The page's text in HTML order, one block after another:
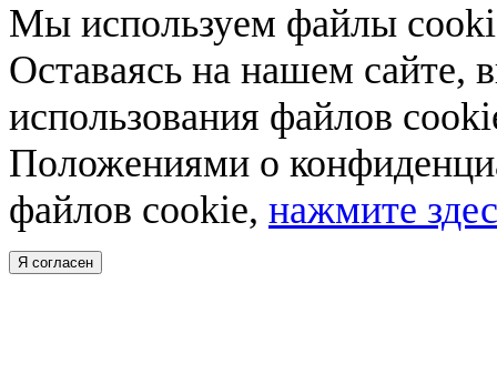
Мы используем файлы
Оставаясь на нашем сайте,
использования файлов
Положениями о
файлов cookie, нажмите
Я согласен